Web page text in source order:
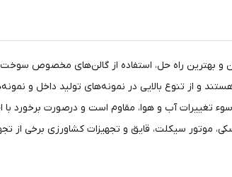
و بهترین راه‌ حل، استفاده از گالن‌های مخصوص
آب و هوا، مقاوم است و درصورت برخورد
موتور سیکلت، قایق و تجهیزات کشاورزی برخی از